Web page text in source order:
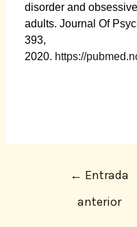
disorder and
adults. Journal Of
393,
2020. https://
← Entrada
anterior